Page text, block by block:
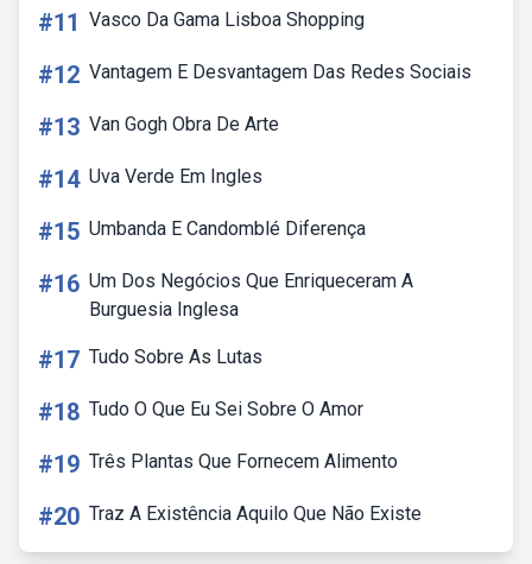
#11 Vasco Da Gama Lisboa Shopping
#12 Vantagem E Desvantagem Das Redes Sociais
#13 Van Gogh Obra De Arte
#14 Uva Verde Em Ingles
#15 Umbanda E Candomblé Diferença
#16 Um Dos Negócios Que Enriqueceram A
Burguesia Inglesa
#17 Tudo Sobre As Lutas
#18 Tudo O Que Eu Sei Sobre O Amor
#19 Três Plantas Que Fornecem Alimento
#20 Traz A Existência Aquilo Que Não Existe